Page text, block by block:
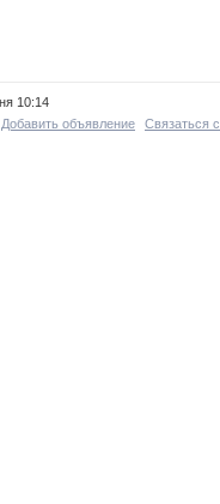
10:14
Добавить объявление Связаться